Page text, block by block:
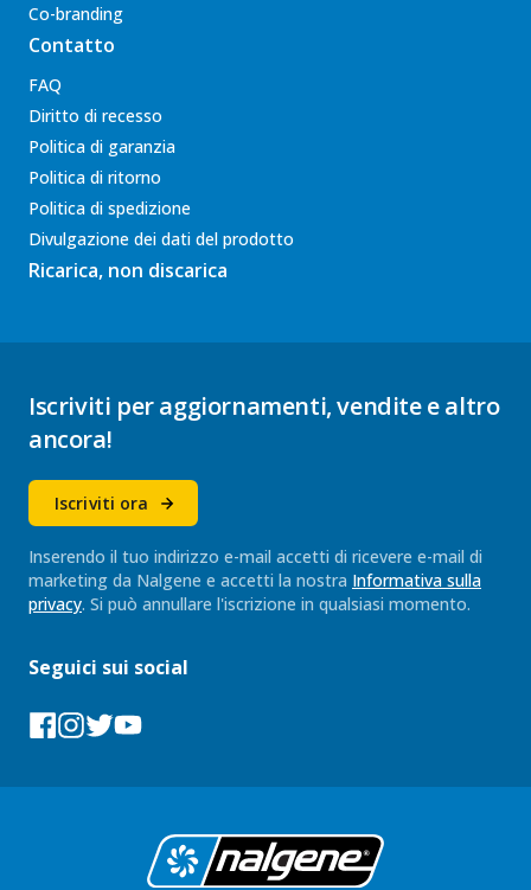
Co-branding
Contatto
FAQ
Diritto di recesso
Politica di garanzia
Politica di ritorno
Politica di spedizione
Divulgazione dei dati del prodotto
Ricarica, non discarica
Iscriviti per aggiornamenti, vendite e altro
ancora!
Iscriviti ora
Inserendo il tuo indirizzo e-mail accetti di ricevere e-mail di
marketing da Nalgene e accetti la nostra Informativa sulla
privacy. Si può annullare l'iscrizione in qualsiasi momento.
Seguici sui social
Facebook
Instagram
Tumblr
YouTube